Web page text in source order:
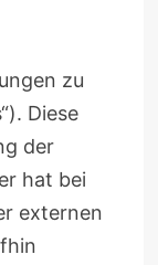
zu
Diese
der
hat bei
externen